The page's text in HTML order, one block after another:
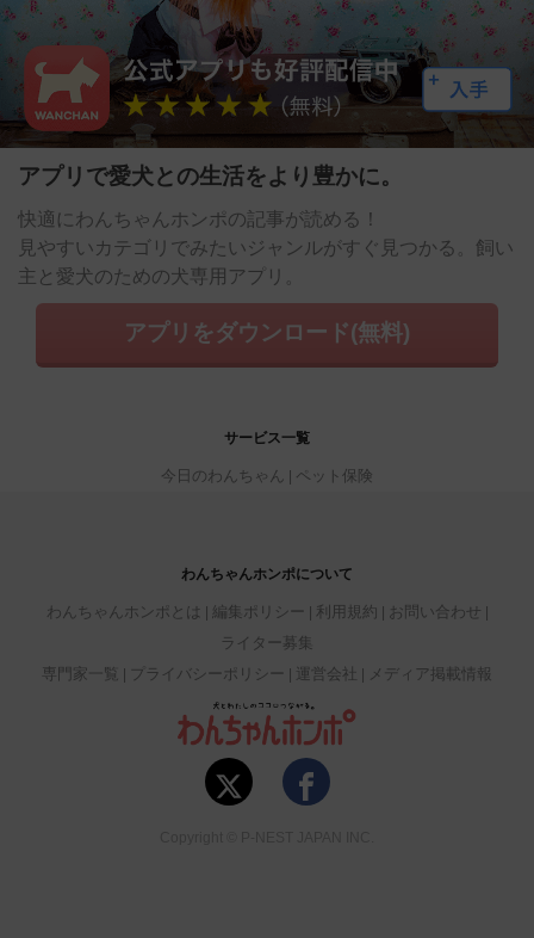
アプリで愛犬との生活をより豊かに。
快適にわんちゃんホンポの記事が読める！
見やすいカテゴリでみたいジャンルがすぐ見つかる。飼い
主と愛犬のための犬専用アプリ。
アプリをダウンロード(無料)
サービス一覧
今日のわんちゃん ペット保険
わんちゃんホンポについて
わんちゃんホンポとは 編集ポリシー 利用規約
お問い合わせ
ライター募集
専門家一覧
プライバシーポリシー 運営会社 メディア掲載情報